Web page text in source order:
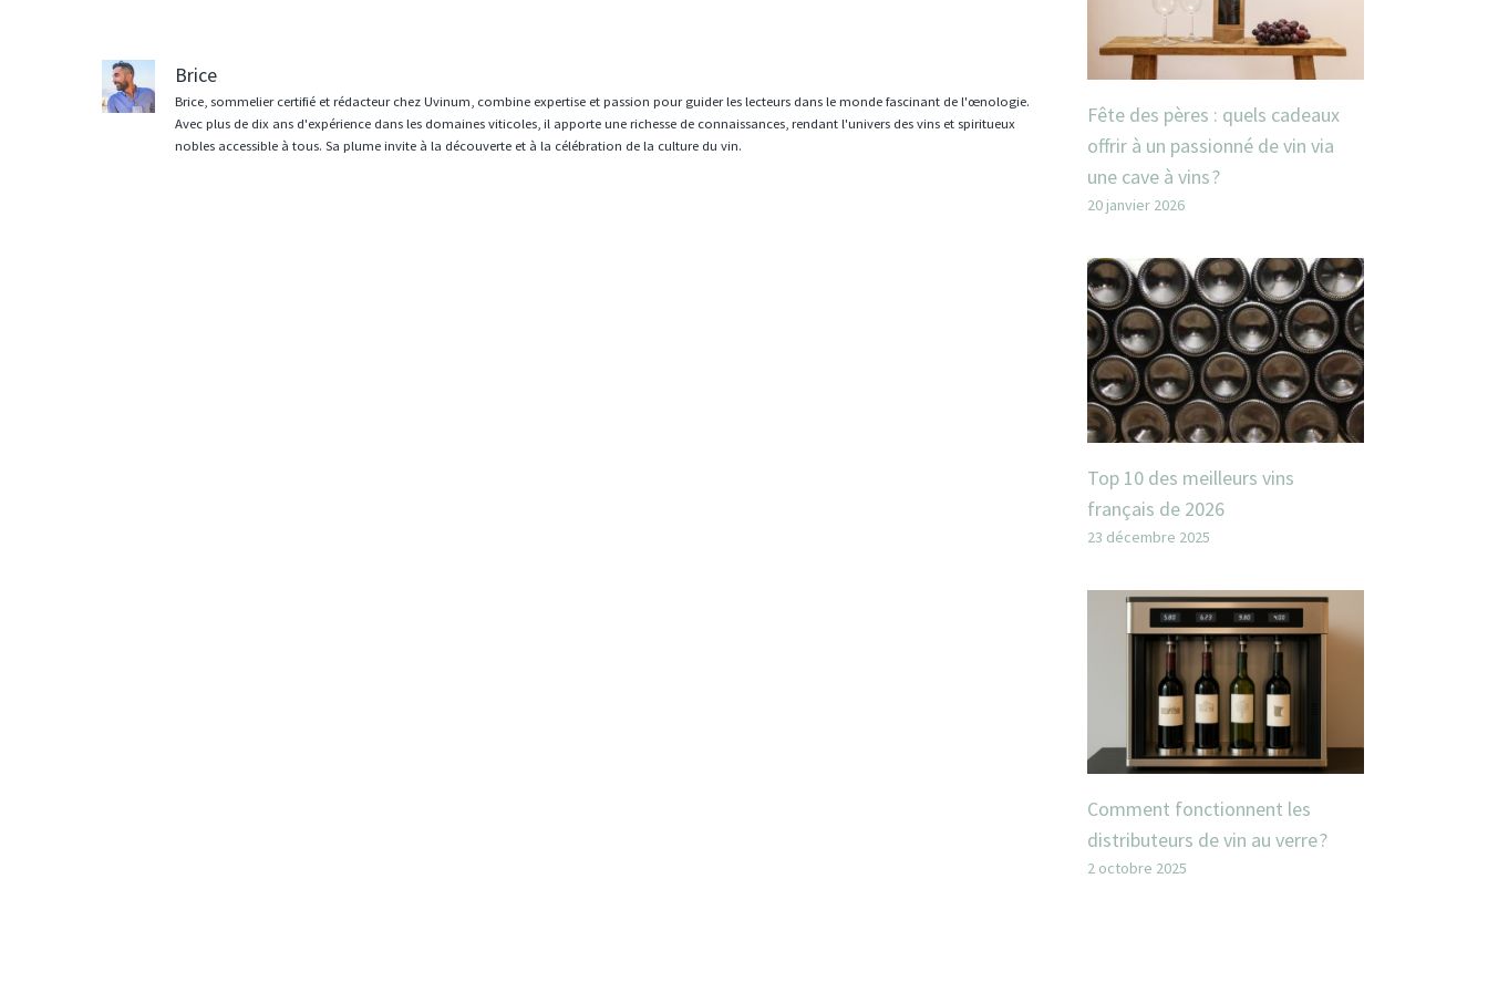
Brice
Brice, sommelier certifié et rédacteur chez Uvinum, combine expertise et passion pour guider les lecteurs dans le monde fascinant de l'œnologie.
Avec plus de dix ans d'expérience dans les domaines viticoles, il apporte une richesse de connaissances, rendant l'univers des vins et spiritueux
nobles accessible à tous. Sa plume invite à la découverte et à la célébration de la culture du vin.
Fête des pères : quels cadeaux
offrir à un passionné de vin via
une cave à vins ?
20 janvier 2026
Top 10 des meilleurs vins
français de 2026
23 décembre 2025
Comment fonctionnent les
distributeurs de vin au verre ?
2 octobre 2025